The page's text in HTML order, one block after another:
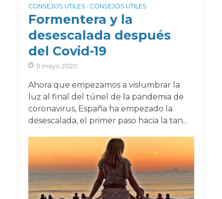
CONSEJOS UTILES • CONSEJOS UTILES
Formentera y la
desescalada después
del Covid-19
11 mayo 2020
Ahora que empezamos a vislumbrar la
luz al final del túnel de la pandemia de
coronavirus, España ha empezado la
desescalada, el primer paso hacia la tan...